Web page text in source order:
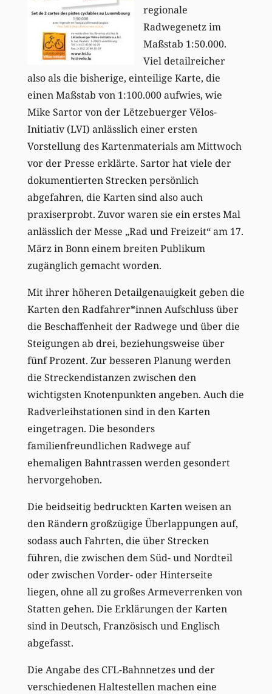
regionale
Radwegenetz im
Maßstab 1:50.000.
Viel detailreicher
also als die bisherige, einteilige Karte, die
einen Maßstab von 1:100.000 aufwies, wie
Mike Sartor von der Lëtzebuerger Vëlos-
Initiativ (LVI) anlässlich einer ersten
Vorstellung des Kartenmaterials am Mittwoch
vor der Presse erklärte. Sartor hat viele der
dokumentierten Strecken persönlich
abgefahren, die Karten sind also auch
praxiserprobt. Zuvor waren sie ein erstes Mal
anlässlich der Messe „Rad und Freizeit“ am 17.
März in Bonn einem breiten Publikum
zugänglich gemacht worden.
Mit ihrer höheren Detailgenauigkeit geben die
Karten den Radfahrer*innen Aufschluss über
die Beschaffenheit der Radwege und über die
Steigungen ab drei, beziehungsweise über
fünf Prozent. Zur besseren Planung werden
die Streckendistanzen zwischen den
wichtigsten Knotenpunkten angeben. Auch die
Radverleihstationen sind in den Karten
eingetragen. Die besonders
familienfreundlichen Radwege auf
ehemaligen Bahntrassen werden gesondert
hervorgehoben.
Die beidseitig bedruckten Karten weisen an
den Rändern großzügige Überlappungen auf,
sodass auch Fahrten, die über Strecken
führen, die zwischen dem Süd- und Nordteil
oder zwischen Vorder- oder Hinterseite
liegen, ohne all zu großes Armeverrenken von
Statten gehen. Die Erklärungen der Karten
sind in Deutsch, Französisch und Englisch
abgefasst.
Die Angabe des CFL-Bahnnetzes und der
verschiedenen Haltestellen machen eine